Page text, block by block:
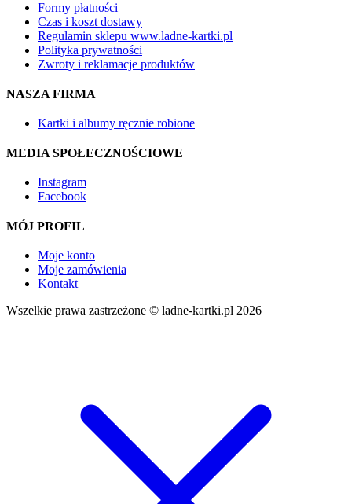
Formy płatności
Czas i koszt dostawy
Regulamin sklepu www.ladne-kartki.pl
Polityka prywatności
Zwroty i reklamacje produktów
NASZA FIRMA
Kartki i albumy ręcznie robione
MEDIA SPOŁECZNOŚCIOWE
Instagram
Facebook
MÓJ PROFIL
Moje konto
Moje zamówienia
Kontakt
Wszelkie prawa zastrzeżone © ladne-kartki.pl 2026